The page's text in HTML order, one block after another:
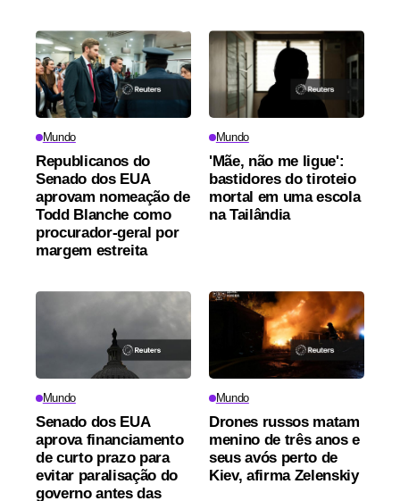
Mundo
Republicanos do
Senado dos EUA
aprovam nomeação de
Todd Blanche como
procurador-geral por
margem estreita
Mundo
'Mãe, não me ligue':
bastidores do tiroteio
mortal em uma escola
na Tailândia
Mundo
Senado dos EUA
aprova financiamento
de curto prazo para
evitar paralisação do
governo antes das
Mundo
Drones russos matam
menino de três anos e
seus avós perto de
Kiev, afirma Zelenskiy